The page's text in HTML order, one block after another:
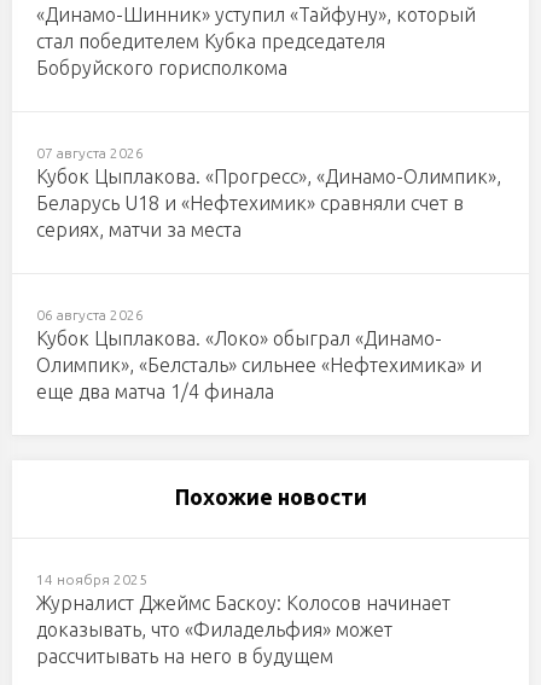
«Динамо-Шинник» уступил «Тайфуну», который
стал победителем Кубка председателя
Бобруйского горисполкома
07 августа 2026
Кубок Цыплакова. «Прогресс», «Динамо-Олимпик»,
Беларусь U18 и «Нефтехимик» сравняли счет в
сериях, матчи за места
06 августа 2026
Кубок Цыплакова. «Локо» обыграл «Динамо-
Олимпик», «Белсталь» сильнее «Нефтехимика» и
еще два матча 1/4 финала
Похожие новости
14 ноября 2025
Журналист Джеймс Баскоу: Колосов начинает
доказывать, что «Филадельфия» может
рассчитывать на него в будущем